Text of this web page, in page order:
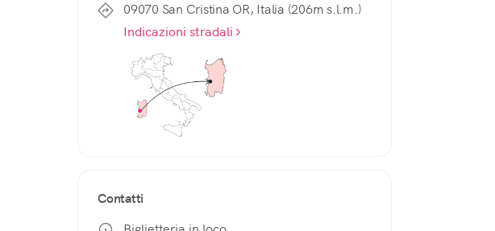
09070 San Cristina OR, Italia (206m s.l.m.)
Indicazioni stradali
Contatti